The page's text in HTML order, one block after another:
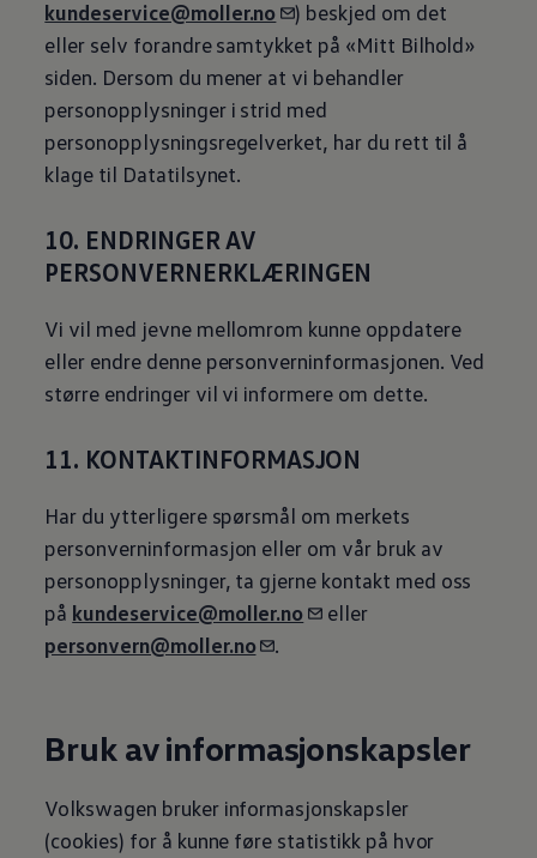
kundeservice@moller.no
) beskjed om det
eller selv forandre samtykket på «Mitt Bilhold»
siden. Dersom du mener at vi behandler
personopplysninger i strid med
personopplysningsregelverket, har du rett til å
klage til Datatilsynet.
10. ENDRINGER AV
PERSONVERNERKLÆRINGEN
Vi vil med jevne mellomrom kunne oppdatere
eller endre denne personverninformasjonen. Ved
større endringer vil vi informere om dette.
11. KONTAKTINFORMASJON
Har du ytterligere spørsmål om merkets
personverninformasjon eller om vår bruk av
personopplysninger, ta gjerne kontakt med oss
på kundeservice@moller.no
eller
personvern@moller.no
.
Bruk av informasjonskapsler
Volkswagen bruker informasjonskapsler
(cookies) for å kunne føre statistikk på hvor